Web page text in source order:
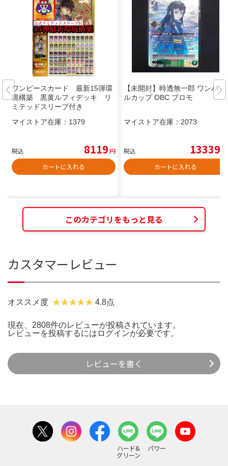
ワンピースカード 最新15弾環
境構築 黒黄ルフィデッキ リ
ミテッドスリーブ付き
マイストア在庫： 1379
税込 8119円
カートに入れる
【未開封】時透無一郎 ワンバト
ルカップ OBC プロモ
マイストア在庫： 2073
税込 13339
カートに入れる
このカテゴリをもっと見る
カスタマーレビュー
オススメ度 4.8点
現在、2808件のレビューが投稿されています。
レビューを投稿するには ログインが必要です。
レビューを書く
ハード&
グリーン
パワー